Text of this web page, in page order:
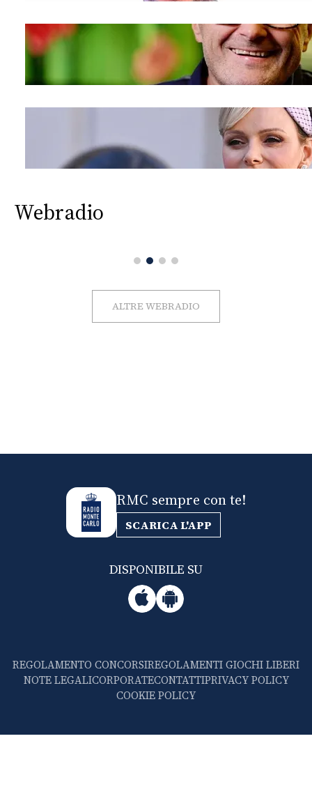
Webradio
ALTRE WEBRADIO
RMC sempre con te!
SCARICA L'APP
DISPONIBILE SU
REGOLAMENTO CONCORSIREGOLAMENTI GIOCHI LIBERI
NOTE LEGALICORPORATECONTATTIPRIVACY POLICY
COOKIE POLICY